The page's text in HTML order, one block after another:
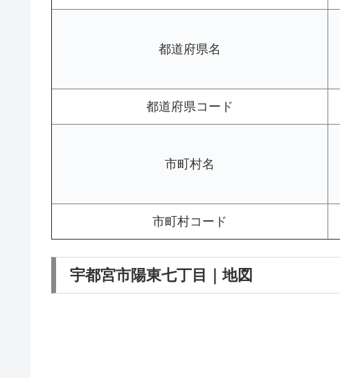
都道府県名
都道府県コード
市町村名
市町村コード
宇都宮市陽東七丁目｜地図